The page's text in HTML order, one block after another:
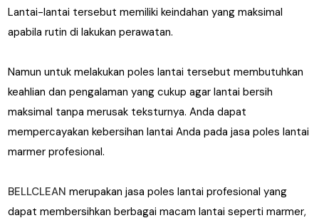
Lantai-lantai tersebut memiliki keindahan yang maksimal
apabila rutin di lakukan perawatan.
Namun untuk melakukan poles lantai tersebut membutuhkan
keahlian dan pengalaman yang cukup agar lantai bersih
maksimal tanpa merusak teksturnya. Anda dapat
mempercayakan kebersihan lantai Anda pada jasa poles lantai
marmer profesional.
BELLCLEAN merupakan jasa poles lantai profesional yang
dapat membersihkan berbagai macam lantai seperti marmer,